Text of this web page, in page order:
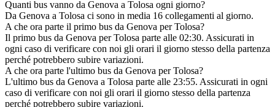
Quanti bus vanno da Genova a Tolosa ogni giorno?
Da Genova a Tolosa ci sono in media 16 collegamenti al giorno.
A che ora parte il primo bus da Genova per Tolosa?
Il primo bus da Genova per Tolosa parte alle 02:30. Assicurati in
ogni caso di verificare con noi gli orari il giorno stesso della partenza
perché potrebbero subire variazioni.
A che ora parte l'ultimo bus da Genova per Tolosa?
L'ultimo bus da Genova a Tolosa parte alle 23:55. Assicurati in ogni
caso di verificare con noi gli orari il giorno stesso della partenza
perché potrebbero subire variazioni.